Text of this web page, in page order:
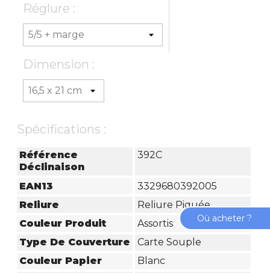
Réglure :
Dimension :
Spécifications :
Référence
Déclinaison
392C
EAN13
3329680392005
Reliure
Reliure Piquée
Couleur Produit
Assortis
Type De Couverture
Carte Souple
Couleur Papier
Blanc
Où acheter ?